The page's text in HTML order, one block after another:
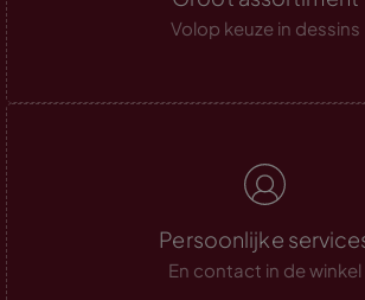
Volop keuze in dessins
Persoonlijke
En contact in de winkel